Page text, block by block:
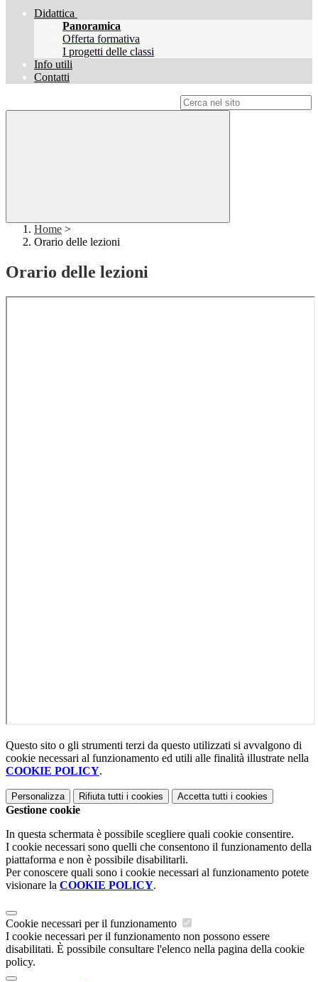
Didattica
Panoramica
Offerta formativa
I progetti delle classi
Info utili
Contatti
Home >
Orario delle lezioni
Orario delle lezioni
Questo sito o gli strumenti terzi da questo utilizzati si avvalgono di
cookie necessari al funzionamento ed utili alle finalità illustrate nella
COOKIE POLICY.
Personalizza Rifiuta tutti i cookies Accetta tutti i cookies
Gestione cookie
In questa schermata è possibile scegliere quali cookie consentire.
I cookie necessari sono quelli che consentono il funzionamento della
piattaforma e non è possibile disabilitarli.
Per conoscere quali sono i cookie necessari al funzionamento potete
visionare la COOKIE POLICY.
Cookie necessari per il funzionamento
I cookie necessari per il funzionamento non possono essere
disabilitati. È possibile consultare l'elenco nella pagina della cookie
policy.